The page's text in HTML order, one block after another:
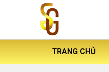
TRANG CHỦ